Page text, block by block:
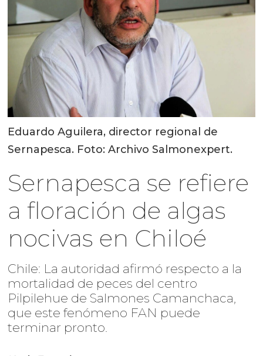
Eduardo Aguilera, director regional de
Sernapesca. Foto: Archivo Salmonexpert.
Sernapesca se refiere
a floración de algas
nocivas en Chiloé
Chile: La autoridad afirmó respecto a la
mortalidad de peces del centro
Pilpilehue de Salmones Camanchaca,
que este fenómeno FAN puede
terminar pronto.